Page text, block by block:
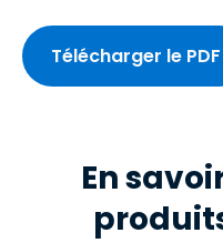
Télécharger le PDF
En